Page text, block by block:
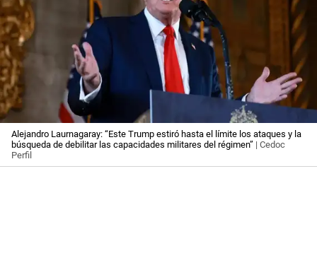
Alejandro Laurnagaray: “Este Trump estiró hasta el límite los ataques y la
búsqueda de debilitar las capacidades militares del régimen” | Cedoc
Perfil